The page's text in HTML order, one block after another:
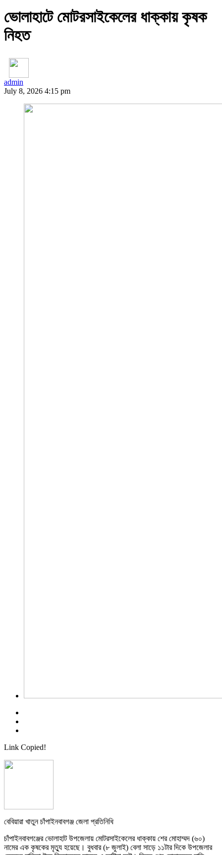
ভোলাহাটে মোটরসাইকেলের ধাক্কায় কৃষক
নিহত
admin
July 8, 2026 4:15 pm
Link Copied!
বেবিয়ারা খাতুন চাঁপাইনবাবগঞ্জ জেলা প্রতিনিধি
চাঁপাইনবাবগঞ্জের ভোলাহাট উপজেলায় মোটরসাইকেলের ধাক্কায় শের মোহাম্মদ (৬০)
নামের এক কৃষকের মৃত্যু হয়েছে। বুধবার (৮ জুলাই) বেলা সাড়ে ১১টার দিকে উপজেলার